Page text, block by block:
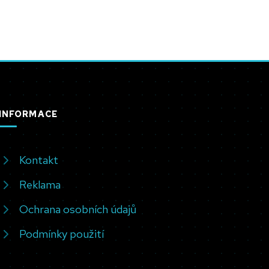
Kontakt
Reklama
Ochrana osobních údajů
Podmínky použití